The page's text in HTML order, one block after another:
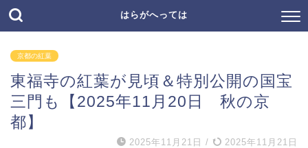
はらがへっては
京都の紅葉
東福寺の紅葉が見頃＆特別公開の国宝
三門も【2025年11月20日 秋の京
都】
2025年11月21日 / 2025年11月21日